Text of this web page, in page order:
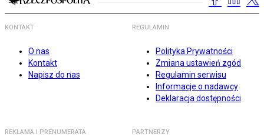
KONTAKT
O nas
Kontakt
Napisz do nas
REGULAMIN
Polityka Prywatności
Zmiana ustawień zgód
Regulamin serwisu
Informacje o nadawcy
Deklaracja dostępności
REKLAMA I PRENUMERATA PARTNERZY